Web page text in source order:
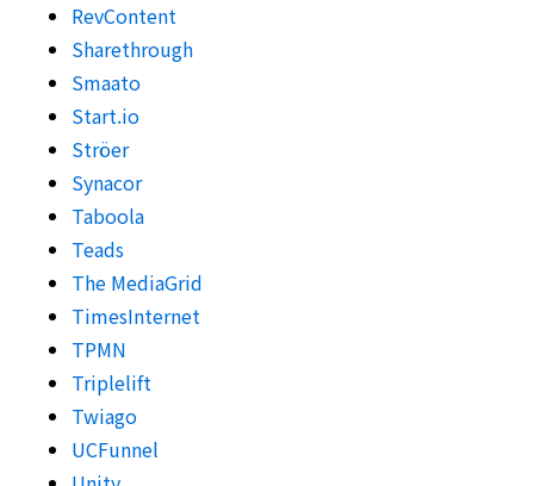
RevContent
Sharethrough
Smaato
Start.io
Ströer
Synacor
Taboola
Teads
The MediaGrid
TimesInternet
TPMN
Triplelift
Twiago
UCFunnel